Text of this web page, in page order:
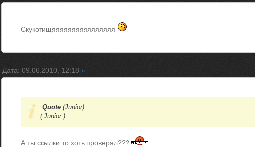
Скукотищяяяяяяяяяяяяяяяя
Дата: 09.06.2010, 12:18 »
Quote (Junior)
( Junior )
А ты ссылки то хоть проверял???